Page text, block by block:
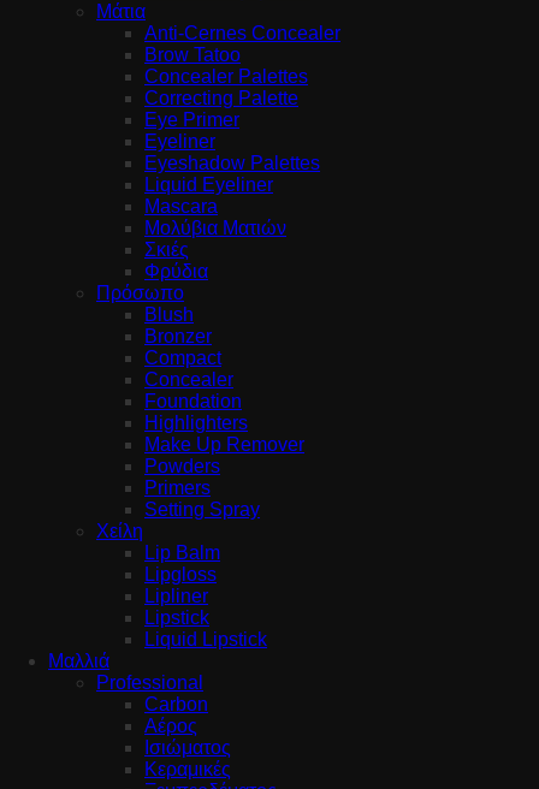
Μάτια
Anti-Cernes Concealer
Brow Tatoo
Concealer Palettes
Correcting Palette
Eye Primer
Eyeliner
Eyeshadow Palettes
Liquid Eyeliner
Mascara
Μολύβια Ματιών
Σκιές
Φρύδια
Πρόσωπο
Blush
Bronzer
Compact
Concealer
Foundation
Highlighters
Make Up Remover
Powders
Primers
Setting Spray
Χείλη
Lip Balm
Lipgloss
Lipliner
Lipstick
Liquid Lipstick
Μαλλιά
Professional
Carbon
Αέρος
Ισιώματος
Κεραμικές